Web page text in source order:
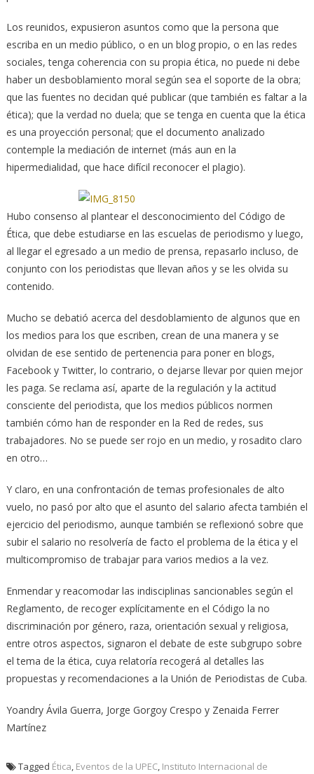
Los reunidos, expusieron asuntos como que la persona que
escriba en un medio público, o en un blog propio, o en las redes
sociales, tenga coherencia con su propia ética, no puede ni debe
haber un desboblamiento moral según sea el soporte de la obra;
que las fuentes no decidan qué publicar (que también es faltar a la
ética); que la verdad no duela; que se tenga en cuenta que la ética
es una proyección personal; que el documento analizado
contemple la mediación de internet (más aun en la
hipermedialidad, que hace difícil reconocer el plagio).
Hubo consenso al plantear el desconocimiento del Código de
Ética, que debe estudiarse en las escuelas de periodismo y luego,
al llegar el egresado a un medio de prensa, repasarlo incluso, de
conjunto con los periodistas que llevan años y se les olvida su
contenido.
Mucho se debatió acerca del desdoblamiento de algunos que en
los medios para los que escriben, crean de una manera y se
olvidan de ese sentido de pertenencia para poner en blogs,
Facebook y Twitter, lo contrario, o dejarse llevar por quien mejor
les paga. Se reclama así, aparte de la regulación y la actitud
consciente del periodista, que los medios públicos normen
también cómo han de responder en la Red de redes, sus
trabajadores. No se puede ser rojo en un medio, y rosadito claro
en otro…
Y claro, en una confrontación de temas profesionales de alto
vuelo, no pasó por alto que el asunto del salario afecta también el
ejercicio del periodismo, aunque también se reflexionó sobre que
subir el salario no resolvería de facto el problema de la ética y el
multicompromiso de trabajar para varios medios a la vez.
Enmendar y reacomodar las indisciplinas sancionables según el
Reglamento, de recoger explícitamente en el Código la no
discriminación por género, raza, orientación sexual y religiosa,
entre otros aspectos, signaron el debate de este subgrupo sobre
el tema de la ética, cuya relatoría recogerá al detalles las
propuestas y recomendaciones a la Unión de Periodistas de Cuba.
Yoandry Ávila Guerra, Jorge Gorgoy Crespo y Zenaida Ferrer
Martínez
Tagged Ética, Eventos de la UPEC, Instituto Internacional de